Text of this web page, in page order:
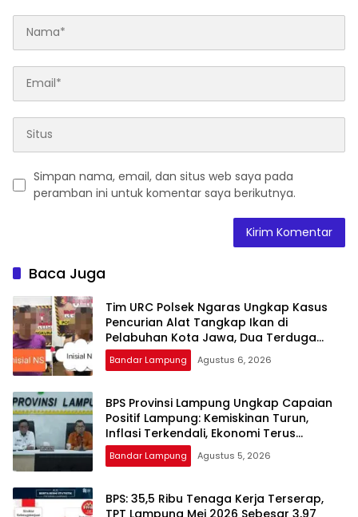
Simpan nama, email, dan situs web saya pada
peramban ini untuk komentar saya berikutnya.
Baca Juga
Tim URC Polsek Ngaras Ungkap Kasus
Pencurian Alat Tangkap Ikan di
Pelabuhan Kota Jawa, Dua Terduga
Pelaku Diamankan.
Bandar Lampung Agustus 6, 2026
BPS Provinsi Lampung Ungkap Capaian
Positif Lampung: Kemiskinan Turun,
Inflasi Terkendali, Ekonomi Terus
Tumbuh
Bandar Lampung Agustus 5, 2026
BPS: 35,5 Ribu Tenaga Kerja Terserap,